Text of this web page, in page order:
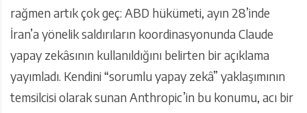
rağmen artık çok geç: ABD hükümeti, ayın 28’inde
İran’a yönelik saldırıların koordinasyonunda Claude
yapay zekâsının kullanıldığını belirten bir açıklama
yayımladı. Kendini “sorumlu yapay zekâ” yaklaşımının
temsilcisi olarak sunan Anthropic’in bu konumu, acı bir